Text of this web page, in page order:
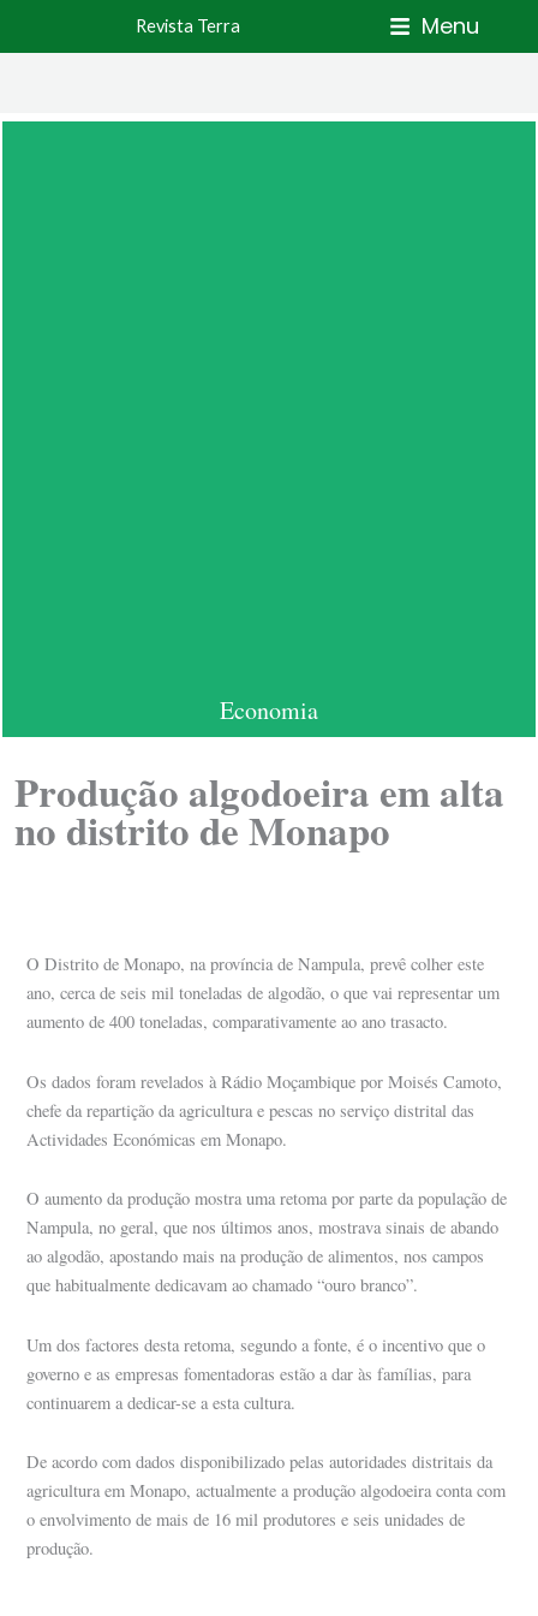
Revista Terra Menu
Economia
Produção algodoeira em alta
no distrito de Monapo
O Distrito de Monapo, na província de Nampula, prevê colher este
ano, cerca de seis mil toneladas de algodão, o que vai representar um
aumento de 400 toneladas, comparativamente ao ano trasacto.
Os dados foram revelados à Rádio Moçambique por Moisés Camoto,
chefe da repartição da agricultura e pescas no serviço distrital das
Actividades Económicas em Monapo.
O aumento da produção mostra uma retoma por parte da população de
Nampula, no geral, que nos últimos anos, mostrava sinais de abando
ao algodão, apostando mais na produção de alimentos, nos campos
que habitualmente dedicavam ao chamado “ouro branco”.
Um dos factores desta retoma, segundo a fonte, é o incentivo que o
governo e as empresas fomentadoras estão a dar às famílias, para
continuarem a dedicar-se a esta cultura.
De acordo com dados disponibilizado pelas autoridades distritais da
agricultura em Monapo, actualmente a produção algodoeira conta com
o envolvimento de mais de 16 mil produtores e seis unidades de
produção.